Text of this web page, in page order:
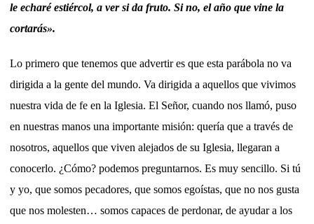
le echaré estiércol, a ver si da fruto. Si no, el año que vine la
cortarás».
Lo primero que tenemos que advertir es que esta parábola no va
dirigida a la gente del mundo. Va dirigida a aquellos que vivimos
nuestra vida de fe en la Iglesia. El Señor, cuando nos llamó, puso
en nuestras manos una importante misión: quería que a través de
nosotros, aquellos que viven alejados de su Iglesia, llegaran a
conocerlo. ¿Cómo? podemos preguntarnos. Es muy sencillo. Si tú
y yo, que somos pecadores, que somos egoístas, que no nos gusta
que nos molesten… somos capaces de perdonar, de ayudar a los